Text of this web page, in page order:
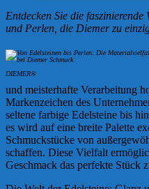
Entdecken Sie die
und Perlen, die Diemer zu
DIEMER®
und meisterhafte Verarbeitung
Markenzeichen des
seltene farbige Edelsteine bis
es wird auf eine breite Palette
Schmuckstücke von
schaffen. Diese Vielfalt
Geschmack das perfekte Stück